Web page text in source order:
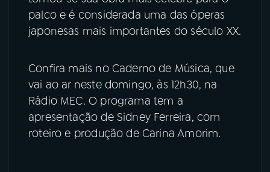
palco e é considerada uma das óperas
japonesas mais importantes do século XX.
Confira mais no Caderno de Música, que
vai ao ar neste domingo, às 12h30, na
Rádio MEC. O programa tem a
apresentação de Sidney Ferreira, com
roteiro e produção de Carina Amorim.